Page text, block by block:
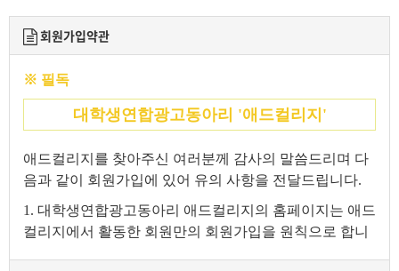
회원가입약관
※ 필독
대학생연합광고동아리 '애드컬리지'
애드컬리지를 찾아주신 여러분께 감사의 말씀드리며 다
음과 같이 회원가입에 있어 유의 사항을 전달드립니다.
1. 대학생연합광고동아리 애드컬리지의 홈페이지는 애드
컬리지에서 활동한 회원만의 회원가입을 원칙으로 합니